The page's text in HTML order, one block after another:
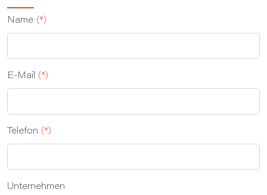
Name (*)
E‑Mail (*)
Telefon (*)
Unternehmen